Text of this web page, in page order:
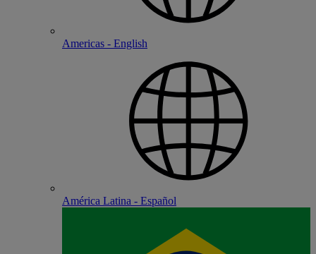
Americas - English
América Latina - Español